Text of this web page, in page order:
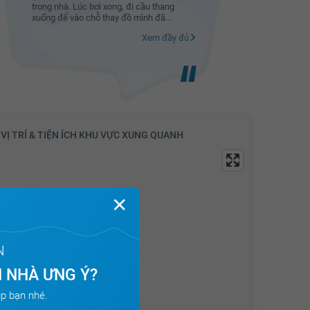
trong nhà. Lúc bơi xong, đi cầu thang
xuống để vào chỗ thay đồ mình đã...
Xem đầy đủ
VỊ TRÍ & TIỆN ÍCH KHU VỰC XUNG QUANH
✕
ƯNG Ý?
bạn nhé.